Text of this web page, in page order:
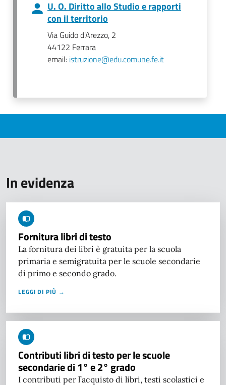
U. O. Diritto allo Studio e rapporti
con il territorio
Via Guido d'Arezzo, 2
44122 Ferrara
email: istruzione@edu.comune.fe.it
In evidenza
Fornitura libri di testo
La fornitura dei libri è gratuita per la scuola
primaria e semigratuita per le scuole secondarie
di primo e secondo grado.
LEGGI DI PIÙ →
Contributi libri di testo per le scuole
secondarie di 1° e 2° grado
I contributi per l’acquisto di libri, testi scolastici e